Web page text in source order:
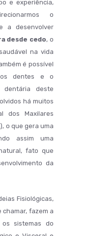
e experiência,
o
a desenvolver
desde cedo, o
na vida
é possível
dentes e o
dentária deste
há muitos
dos Maxilares
o que gera uma
assim uma
fato que
da
Fisiológicas,
fazem a
sistemas do